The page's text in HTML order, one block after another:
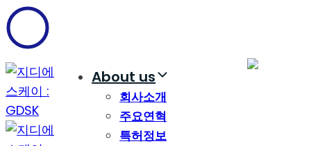
Skip
links
Skip
to
content
About us
회사소개
주요연혁
특허정보